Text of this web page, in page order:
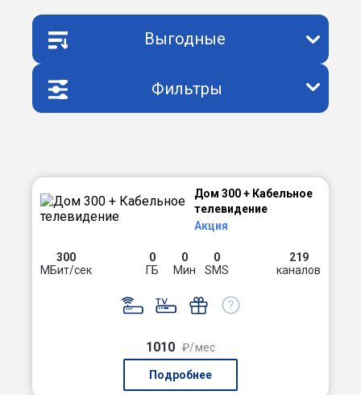
Выгодные
Фильтры
Дом 300 + Кабельное
телевидение
Акция
300
МБит/сек
0
ГБ
0
Мин
0
SMS
219
каналов
1010 ₽/мес
Подробнее